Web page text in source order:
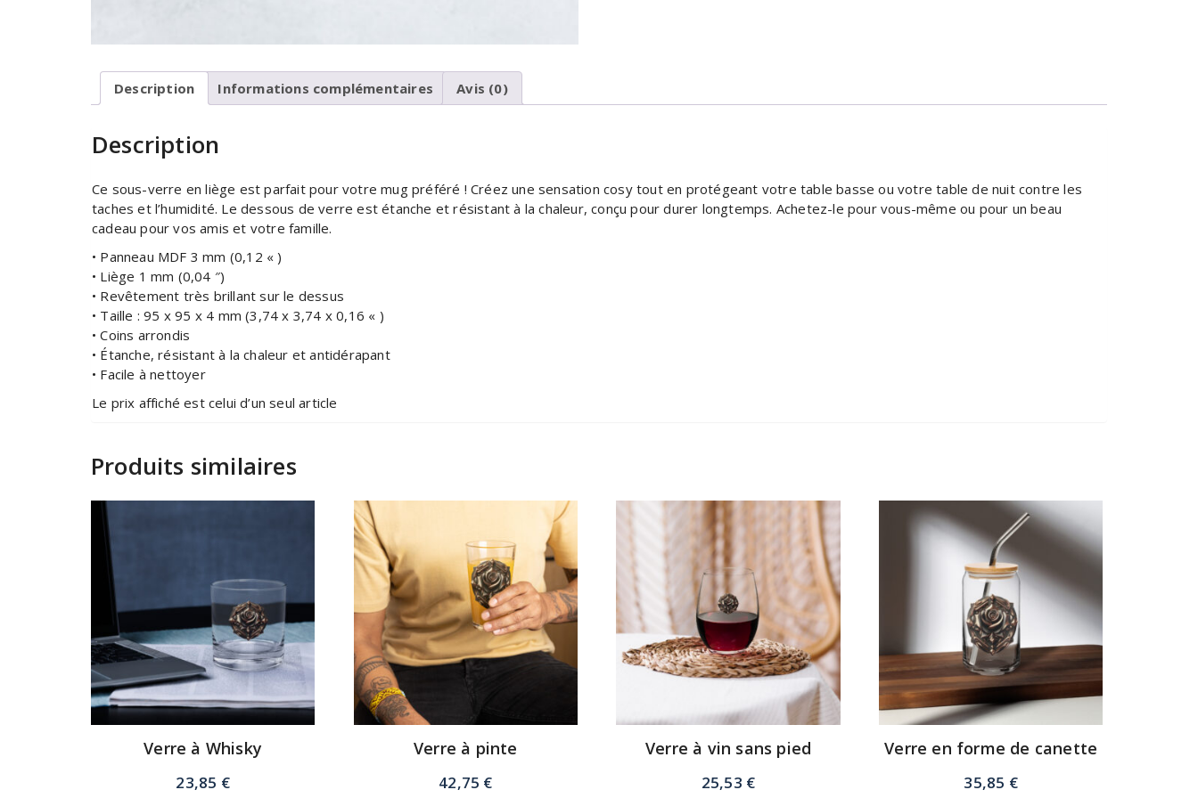
Description Informations complémentaires Avis (0)
Description
Ce sous-verre en liège est parfait pour votre mug préféré ! Créez une sensation cosy tout en protégeant votre table basse ou votre table de nuit contre les
taches et l’humidité. Le dessous de verre est étanche et résistant à la chaleur, conçu pour durer longtemps. Achetez-le pour vous-même ou pour un beau
cadeau pour vos amis et votre famille.
• Panneau MDF 3 mm (0,12 « )
• Liège 1 mm (0,04 ″)
• Revêtement très brillant sur le dessus
• Taille : 95 x 95 x 4 mm (3,74 x 3,74 x 0,16 « )
• Coins arrondis
• Étanche, résistant à la chaleur et antidérapant
• Facile à nettoyer
Le prix affiché est celui d’un seul article
Produits similaires
Verre à Whisky
23,85 €
Verre à pinte
42,75 €
Verre à vin sans pied
25,53 €
Verre en forme de canette
35,85 €